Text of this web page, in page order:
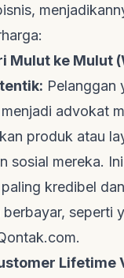
Mulut ke Mulut
Pelanggan
advokat
produk atau
sosial mereka.
kredibel
seperti
.
Lifetime